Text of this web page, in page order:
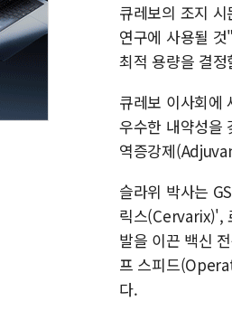
큐레보의 조지
연구에 사용될
최적 용량을 결
큐레보 이사회에
우수한 내약성을
역증강제
슬라위 박사는
릭스(Cervarix)',
발을 이끈 백신
프 스피드
다.